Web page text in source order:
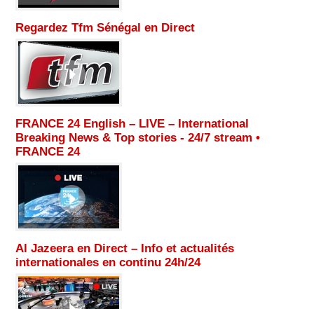
Regardez Tfm Sénégal en Direct
FRANCE 24 English – LIVE – International
Breaking News & Top stories - 24/7 stream •
FRANCE 24
Al Jazeera en Direct – Info et actualités
internationales en continu 24h/24